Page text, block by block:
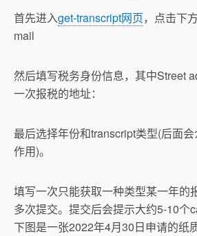
首先进入get-transcript网页，点击下
mail
然后填写税务身份信息，其中Street
一次报税的地址：
最后选择年份和transcript类型(后面
作用)。
填写一次只能获取一种类型某一年的
多次提交。提交后会提示大约5-10个
下图是一张2022年4月30日申请的纸